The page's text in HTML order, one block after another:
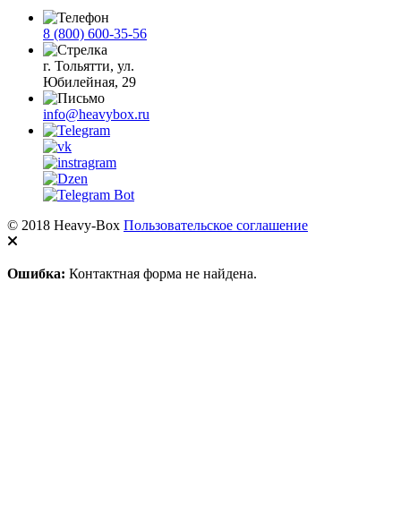
8 (800) 600-35-56
г. Тольятти, ул.
Юбилейная, 29
info@heavybox.ru
© 2018 Heavy-Box Пользовательское соглашение
Ошибка: Контактная форма не найдена.